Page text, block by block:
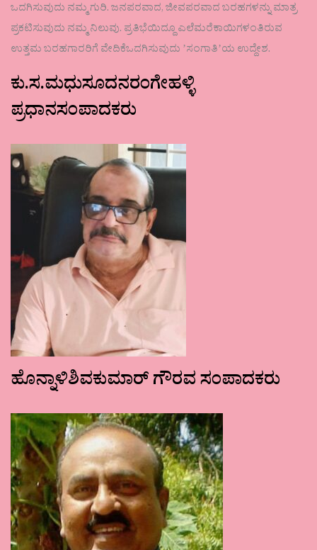
ಒದಗಿಸುವುದು ನಮ್ಮ ಗುರಿ. ಜನಪರವಾದ, ಜೀವಪರವಾದ ಬರಹಗಳನ್ನು ಮಾತ್ರ
ಪ್ರಕಟಿಸುವುದು ನಮ್ಮ ನಿಲುವು. ಪ್ರತಿಭೆಯಿದ್ದೂ ಎಲೆಮರೆಕಾಯಿಗಳಂತಿರುವ
ಉತ್ತಮ ಬರಹಗಾರರಿಗೆ ವೇದಿಕೆಒದಗಿಸುವುದು ʼಸಂಗಾತಿʼಯ ಉದ್ದೇಶ.
ಕು.ಸ.ಮಧುಸೂದನರಂಗೇಹಳ್ಳಿ
ಪ್ರಧಾನಸಂಪಾದಕರು
ಹೊನ್ನಾಳಿಶಿವಕುಮಾರ್ ಗೌರವ ಸಂಪಾದಕರು